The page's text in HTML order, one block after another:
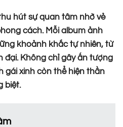
hút sự quan tâm nhờ vẻ
cách. Mỗi album ảnh
khoảnh khắc tự nhiên, từ
đại. Không chỉ gây ấn tượng
gái xinh còn thể hiện thần
biệt.